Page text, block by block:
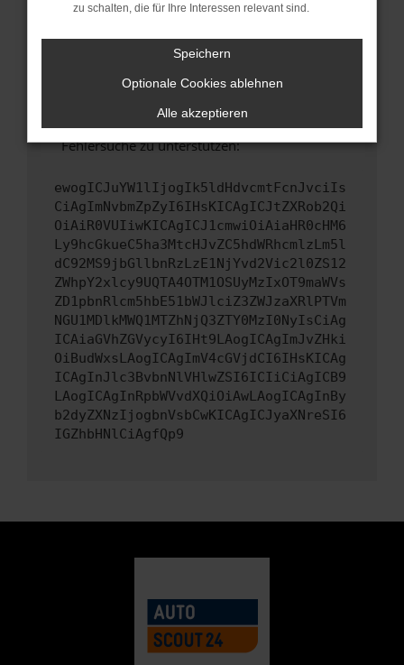
unterstützt werden.
Wende dich an den Webseitenbetreiber.
Wenn du alle oben genannten Schritte versucht
hast, kontaktiere uns bitte. Wir werden
versuchen, das Problem zu beheben. Du kannst
uns diesen Text schicken, um uns bei der
Fehlersuche zu unterstützen:
ewogICJuYW1lIjogIk5ldHdvcmtFcnJvciIs
CiAgImNvbmZpZyI6IHsKICAgICJtZXRob2Qi
OiAiR0VUIiwKICAgICJ1cmwiOiAiaHR0cHM6
Ly9hcGkueC5ha3MtcHJvZC5hdWRhcmlzLm5l
dC92MS9jbGllbnRzLzE1NjYvd2Vic2l0ZS12
ZWhpY2xlcy9UQTA4OTM1OSUyMzIxOT9maWVs
ZD1pbnRlcm5hbE51bWJlciZ3ZWJzaXRlPTVm
NGU1MDlkMWQ1MTZhNjQ3ZTY0MzI0NyIsCiAg
ICAiaGVhZGVycyI6IHt9LAogICAgImJvZHki
OiBudWxsLAogICAgImV4cGVjdCI6IHsKICAg
ICAgInJlc3BvbnNlVHlwZSI6ICIiCiAgICB9
LAogICAgInRpbWVvdXQiOiAwLAogICAgInBy
b2dyZXNzIjogbnVsbCwKICAgICJyaXNreSI6
IGZhbHNlCiAgfQp9
zu schalten, die für Ihre Interessen relevant sind.
Speichern
Optionale Cookies ablehnen
Alle akzeptieren